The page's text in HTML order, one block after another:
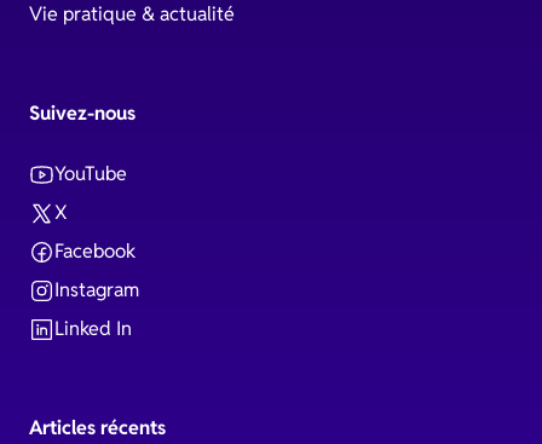
Vie pratique & actualité
Suivez-nous
YouTube
X
Facebook
Instagram
Linked In
Articles récents